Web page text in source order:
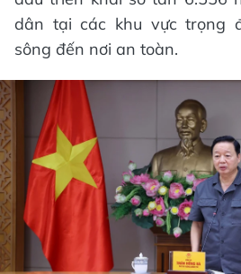
dân tại các khu vực trọng
sông đến nơi an toàn.